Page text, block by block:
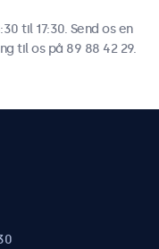
til 17:30. Send os en
til os på 89 88 42 29.